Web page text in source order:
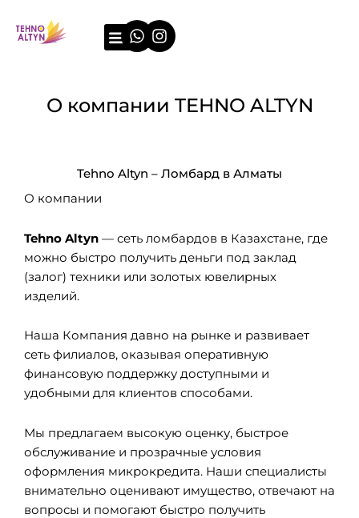
содержимому
Whatsapp
Instagram
О компании TEHNO ALTYN
Tehno Altyn – Ломбард в Алматы
О компании
Tehno Altyn — сеть ломбардов в Казахстане, где
можно быстро получить деньги под заклад
(залог) техники или золотых ювелирных
изделий.
Наша Компания давно на рынке и развивает
сеть филиалов, оказывая оперативную
финансовую поддержку доступными и
удобными для клиентов способами.
Мы предлагаем высокую оценку, быстрое
обслуживание и прозрачные условия
оформления микрокредита. Наши специалисты
внимательно оценивают имущество, отвечают на
вопросы и помогают быстро получить